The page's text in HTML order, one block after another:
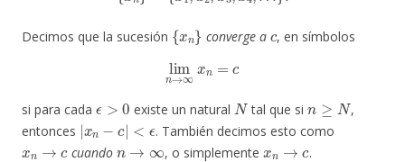
Decimos que la sucesión
{x }
converge a , en símbolos
limn →∞ xn =
si para cada existe un natural
N
tal que si
,
entonces
|x n − | <ϵ
. También decimos esto como
xn→c
cuando
n→∞
, o simplemente
xn→ c
.